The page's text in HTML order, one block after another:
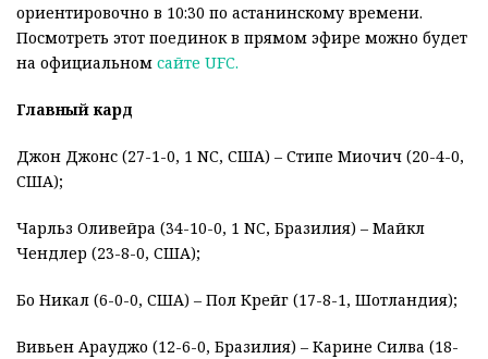
ориентировочно в 10:30 по астанинскому времени.
Посмотреть этот поединок в прямом эфире можно будет
на официальном сайте UFC.
Главный кард
Джон Джонс (27-1-0, 1 NC, США) – Стипе Миочич (20-4-0,
США);
Чарльз Оливейра (34-10-0, 1 NC, Бразилия) – Майкл
Чендлер (23-8-0, США);
Бо Никал (6-0-0, США) – Пол Крейг (17-8-1, Шотландия);
Вивьен Арауджо (12-6-0, Бразилия) – Карине Силва (18-